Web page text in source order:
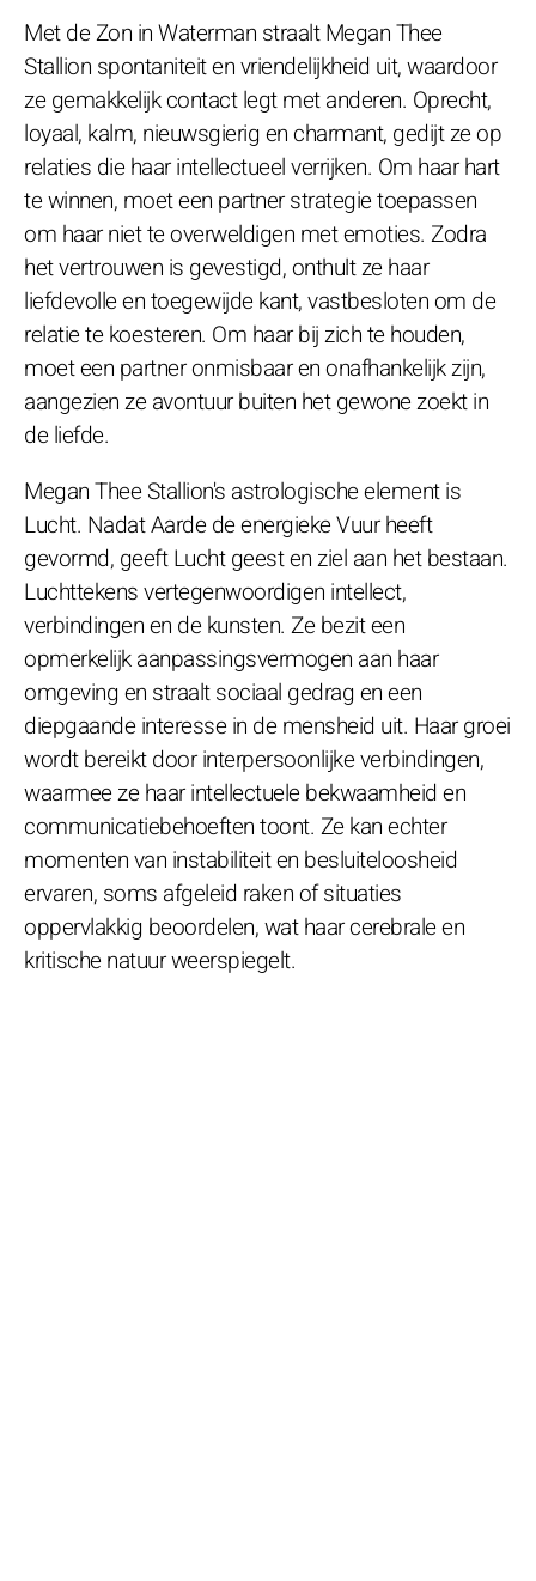
Met de Zon in Waterman straalt Megan Thee
Stallion spontaniteit en vriendelijkheid uit, waardoor
ze gemakkelijk contact legt met anderen. Oprecht,
loyaal, kalm, nieuwsgierig en charmant, gedijt ze op
relaties die haar intellectueel verrijken. Om haar hart
te winnen, moet een partner strategie toepassen
om haar niet te overweldigen met emoties. Zodra
het vertrouwen is gevestigd, onthult ze haar
liefdevolle en toegewijde kant, vastbesloten om de
relatie te koesteren. Om haar bij zich te houden,
moet een partner onmisbaar en onafhankelijk zijn,
aangezien ze avontuur buiten het gewone zoekt in
de liefde.
Megan Thee Stallion's astrologische element is
Lucht. Nadat Aarde de energieke Vuur heeft
gevormd, geeft Lucht geest en ziel aan het bestaan.
Luchttekens vertegenwoordigen intellect,
verbindingen en de kunsten. Ze bezit een
opmerkelijk aanpassingsvermogen aan haar
omgeving en straalt sociaal gedrag en een
diepgaande interesse in de mensheid uit. Haar groei
wordt bereikt door interpersoonlijke verbindingen,
waarmee ze haar intellectuele bekwaamheid en
communicatiebehoeften toont. Ze kan echter
momenten van instabiliteit en besluiteloosheid
ervaren, soms afgeleid raken of situaties
oppervlakkig beoordelen, wat haar cerebrale en
kritische natuur weerspiegelt.